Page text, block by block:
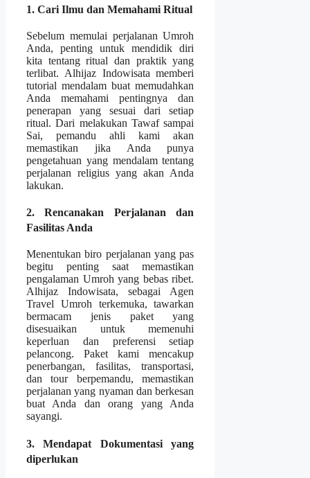
1. Cari Ilmu dan Memahami Ritual
Sebelum memulai perjalanan Umroh
Anda, penting untuk mendidik diri
kita tentang ritual dan praktik yang
terlibat. Alhijaz Indowisata memberi
tutorial mendalam buat memudahkan
Anda memahami pentingnya dan
penerapan yang sesuai dari setiap
ritual. Dari melakukan Tawaf sampai
Sai, pemandu ahli kami akan
memastikan jika Anda punya
pengetahuan yang mendalam tentang
perjalanan religius yang akan Anda
lakukan.
2. Rencanakan Perjalanan dan
Fasilitas Anda
Menentukan biro perjalanan yang pas
begitu penting saat memastikan
pengalaman Umroh yang bebas ribet.
Alhijaz Indowisata, sebagai Agen
Travel Umroh terkemuka, tawarkan
bermacam jenis paket yang
disesuaikan untuk memenuhi
keperluan dan preferensi setiap
pelancong. Paket kami mencakup
penerbangan, fasilitas, transportasi,
dan tour berpemandu, memastikan
perjalanan yang nyaman dan berkesan
buat Anda dan orang yang Anda
sayangi.
3. Mendapat Dokumentasi yang
diperlukan